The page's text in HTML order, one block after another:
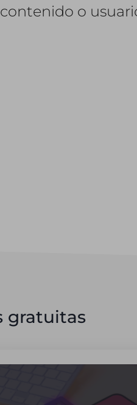
contenido o
gratuitas